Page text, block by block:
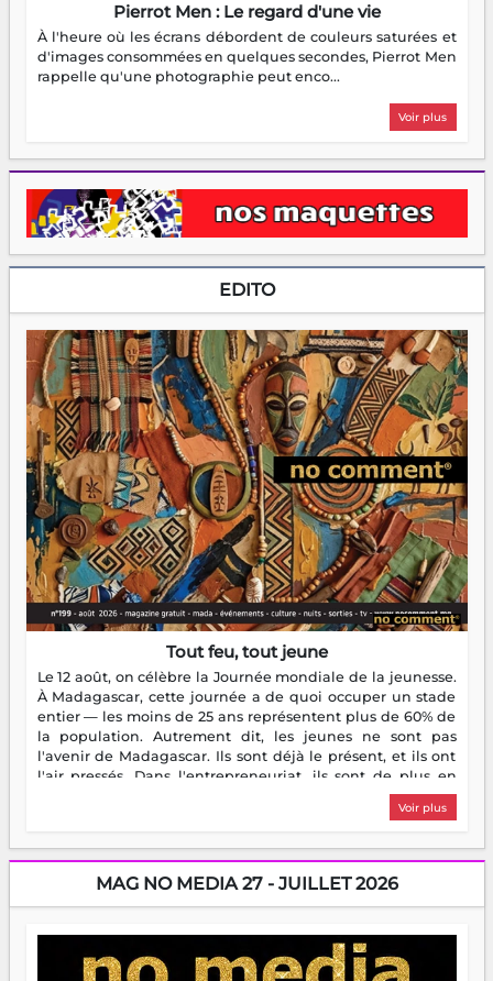
Pierrot Men : Le regard d'une vie
À l'heure où les écrans débordent de couleurs saturées et
d'images consommées en quelques secondes, Pierrot Men
rappelle qu'une photographie peut enco...
Voir plus
EDITO
Tout feu, tout jeune
Le 12 août, on célèbre la Journée mondiale de la jeunesse.
À Madagascar, cette journée a de quoi occuper un stade
entier — les moins de 25 ans représentent plus de 60% de
la population. Autrement dit, les jeunes ne sont pas
l'avenir de Madagascar. Ils sont déjà le présent, et ils ont
l'air pressés. Dans l'entrepreneuriat, ils sont de plus en
plus nombreux à se lancer, à créer, à risquer — souvent
sans filet, souvent sans aide, mais toujours avec cette
encore meilleures. Aina Rasamoelina vient de décrocher le
Prix RFI Instrumental Afrique. Miangaly Elia rafle le Prix
jeunes qui tiennent la torche. Alors oui, on pourrait
s'arrêter là, applaudir et rentrer chez soi satisfait. Mais ce
serait passer à côté d'une chose essentielle. La fougue, ça
Voir plus
MAG NO MEDIA 27 - JUILLET 2026